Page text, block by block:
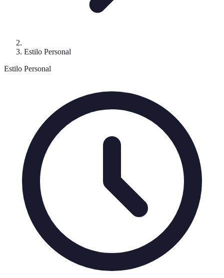
Estilo Personal
Estilo Personal